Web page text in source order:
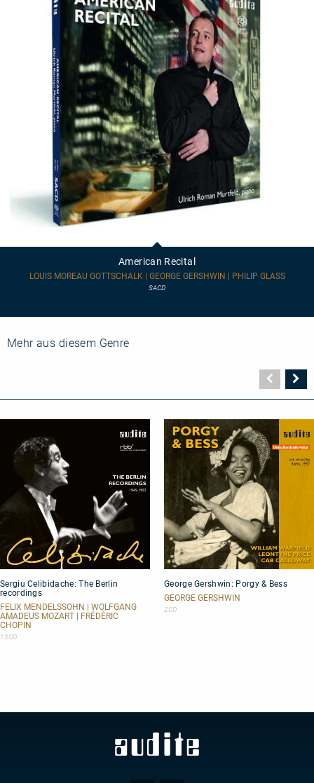
American Recital
LOUIS MOREAU GOTTSCHALK | GEORGE GERSHWIN | PHILIP GLASS
SACD
Mehr aus diesem Genre
Seite
Celibidache:
The
Berlin
recordings
Sergiu Celibidache: The Berlin
recordings
FELIX MENDELSSOHN | WOLFGANG
AMADEUS MOZART | FRÉDÉRIC
CHOPIN
13CD
Gershwin:
Porgy
&
George Gershwin: Porgy & Bess
GEORGE GERSHWIN
2CD